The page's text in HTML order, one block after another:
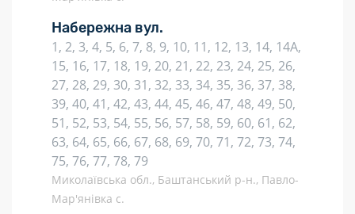
Набережна вул.
1, 2, 3, 4, 5, 6, 7, 8, 9, 10, 11, 12, 13, 14, 14А,
15, 16, 17, 18, 19, 20, 21, 22, 23, 24, 25, 26,
27, 28, 29, 30, 31, 32, 33, 34, 35, 36, 37, 38,
39, 40, 41, 42, 43, 44, 45, 46, 47, 48, 49, 50,
51, 52, 53, 54, 55, 56, 57, 58, 59, 60, 61, 62,
63, 64, 65, 66, 67, 68, 69, 70, 71, 72, 73, 74,
75, 76, 77, 78, 79
Миколаївська обл., Баштанський р-н., Павло-
Мар'янівка с.